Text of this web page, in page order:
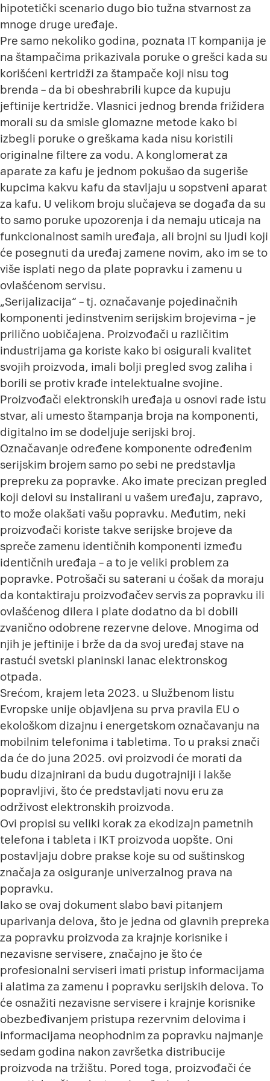
hipotetički scenario dugo bio tužna stvarnost za
mnoge druge uređaje.
Pre samo nekoliko godina, poznata IT kompanija je
na štampačima prikazivala poruke o grešci kada su
korišćeni kertridži za štampače koji nisu tog
brenda – da bi obeshrabrili kupce da kupuju
jeftinije kertridže. Vlasnici jednog brenda frižidera
morali su da smisle glomazne metode kako bi
izbegli poruke o greškama kada nisu koristili
originalne filtere za vodu. A konglomerat za
aparate za kafu je jednom pokušao da sugeriše
kupcima kakvu kafu da stavljaju u sopstveni aparat
za kafu. U velikom broju slučajeva se događa da su
to samo poruke upozorenja i da nemaju uticaja na
funkcionalnost samih uređaja, ali brojni su ljudi koji
će posegnuti da uređaj zamene novim, ako im se to
više isplati nego da plate popravku i zamenu u
ovlašćenom servisu.
„Serijalizacija“ – tj. označavanje pojedinačnih
komponenti jedinstvenim serijskim brojevima – je
prilično uobičajena. Proizvođači u različitim
industrijama ga koriste kako bi osigurali kvalitet
svojih proizvoda, imali bolji pregled svog zaliha i
borili se protiv krađe intelektualne svojine.
Proizvođači elektronskih uređaja u osnovi rade istu
stvar, ali umesto štampanja broja na komponenti,
digitalno im se dodeljuje serijski broj.
Označavanje određene komponente određenim
serijskim brojem samo po sebi ne predstavlja
prepreku za popravke. Ako imate precizan pregled
koji delovi su instalirani u vašem uređaju, zapravo,
to može olakšati vašu popravku. Međutim, neki
proizvođači koriste takve serijske brojeve da
spreče zamenu identičnih komponenti između
identičnih uređaja – a to je veliki problem za
popravke. Potrošači su saterani u ćošak da moraju
da kontaktiraju proizvođačev servis za popravku ili
ovlašćenog dilera i plate dodatno da bi dobili
zvanično odobrene rezervne delove. Mnogima od
njih je jeftinije i brže da da svoj uređaj stave na
rastući svetski planinski lanac elektronskog
otpada.
Srećom, krajem leta 2023. u Službenom listu
Evropske unije objavljena su prva pravila EU o
ekološkom dizajnu i energetskom označavanju na
mobilnim telefonima i tabletima. To u praksi znači
da će do juna 2025. ovi proizvodi će morati da
budu dizajnirani da budu dugotrajniji i lakše
popravljivi, što će predstavljati novu eru za
održivost elektronskih proizvoda.
Ovi propisi su veliki korak za ekodizajn pametnih
telefona i tableta i IKT proizvoda uopšte. Oni
postavljaju dobre prakse koje su od suštinskog
značaja za osiguranje univerzalnog prava na
popravku.
Iako se ovaj dokument slabo bavi pitanjem
uparivanja delova, što je jedna od glavnih prepreka
za popravku proizvoda za krajnje korisnike i
nezavisne servisere, značajno je što će
profesionalni serviseri imati pristup informacijama
i alatima za zamenu i popravku serijskih delova. To
će osnažiti nezavisne servisere i krajnje korisnike
obezbeđivanjem pristupa rezervnim delovima i
informacijama neophodnim za popravku najmanje
sedam godina nakon završetka distribucije
proizvoda na tržištu. Pored toga, proizvođači će